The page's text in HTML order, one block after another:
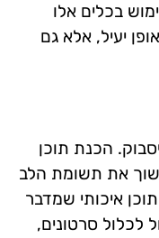
בכלים אלו
יעיל, אלא גם
הכנת תוכן
את תשומת הלב
איכותי שמדבר
לכלול סרטונים,